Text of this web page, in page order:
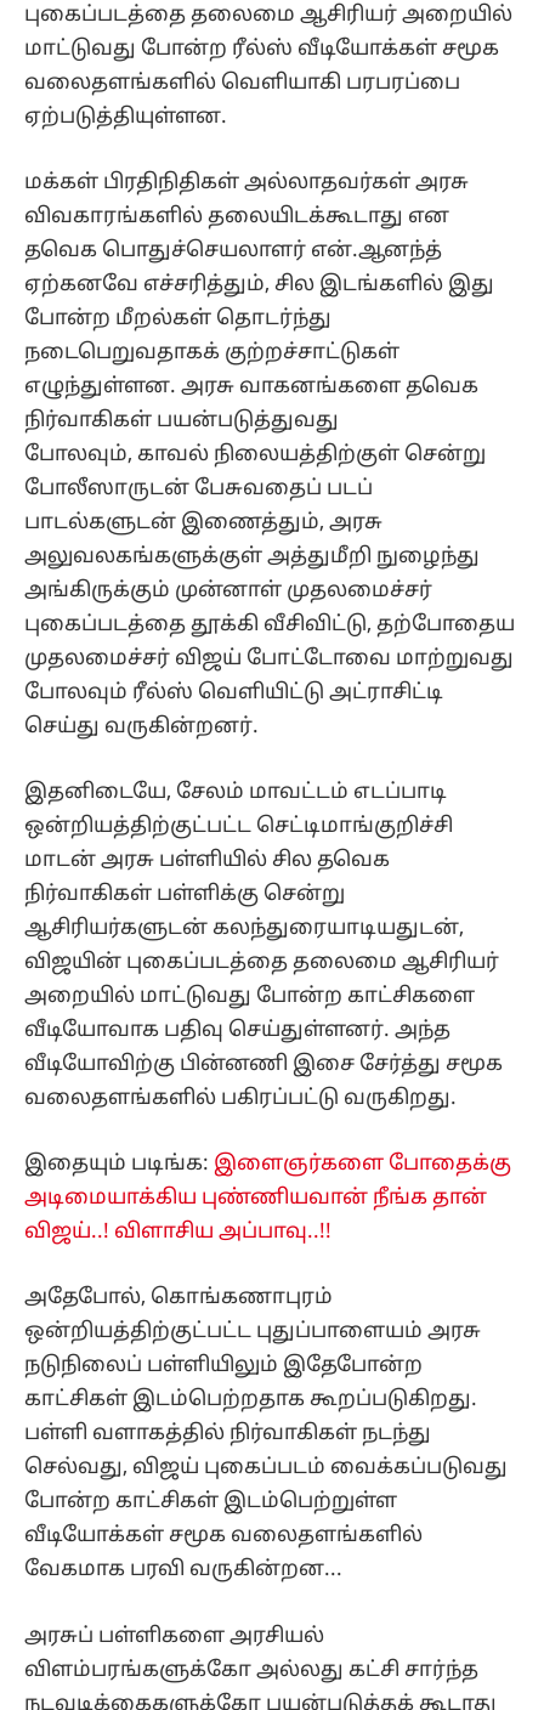
புகைப்படத்தை தலைமை ஆசிரியர் அறையில்
மாட்டுவது போன்ற ரீல்ஸ் வீடியோக்கள் சமூக
வலைதளங்களில் வெளியாகி பரபரப்பை
ஏற்படுத்தியுள்ளன.
மக்கள் பிரதிநிதிகள் அல்லாதவர்கள் அரசு
விவகாரங்களில் தலையிடக்கூடாது என
தவெக பொதுச்செயலாளர் என்.ஆனந்த்
ஏற்கனவே எச்சரித்தும், சில இடங்களில் இது
போன்ற மீறல்கள் தொடர்ந்து
நடைபெறுவதாகக் குற்றச்சாட்டுகள்
எழுந்துள்ளன. அரசு வாகனங்களை தவெக
நிர்வாகிகள் பயன்படுத்துவது
போலவும், காவல் நிலையத்திற்குள் சென்று
போலீஸாருடன் பேசுவதைப் படப்
பாடல்களுடன் இணைத்தும், அரசு
அலுவலகங்களுக்குள் அத்துமீறி நுழைந்து
அங்கிருக்கும் முன்னாள் முதலமைச்சர்
புகைப்படத்தை தூக்கி வீசிவிட்டு, தற்போதைய
முதலமைச்சர் விஜய் போட்டோவை மாற்றுவது
போலவும் ரீல்ஸ் வெளியிட்டு அட்ராசிட்டி
செய்து வருகின்றனர்.
இதனிடையே, சேலம் மாவட்டம் எடப்பாடி
ஒன்றியத்திற்குட்பட்ட செட்டிமாங்குறிச்சி
மாடன் அரசு பள்ளியில் சில தவெக
நிர்வாகிகள் பள்ளிக்கு சென்று
ஆசிரியர்களுடன் கலந்துரையாடியதுடன்,
விஜயின் புகைப்படத்தை தலைமை ஆசிரியர்
அறையில் மாட்டுவது போன்ற காட்சிகளை
வீடியோவாக பதிவு செய்துள்ளனர். அந்த
வீடியோவிற்கு பின்னணி இசை சேர்த்து சமூக
வலைதளங்களில் பகிரப்பட்டு வருகிறது.
இதையும் படிங்க: இளைஞர்களை போதைக்கு
அடிமையாக்கிய புண்ணியவான் நீங்க தான்
விஜய்..! விளாசிய அப்பாவு..!!
அதேபோல், கொங்கணாபுரம்
ஒன்றியத்திற்குட்பட்ட புதுப்பாளையம் அரசு
நடுநிலைப் பள்ளியிலும் இதேபோன்ற
காட்சிகள் இடம்பெற்றதாக கூறப்படுகிறது.
பள்ளி வளாகத்தில் நிர்வாகிகள் நடந்து
செல்வது, விஜய் புகைப்படம் வைக்கப்படுவது
போன்ற காட்சிகள் இடம்பெற்றுள்ள
வீடியோக்கள் சமூக வலைதளங்களில்
வேகமாக பரவி வருகின்றன...
அரசுப் பள்ளிகளை அரசியல்
விளம்பரங்களுக்கோ அல்லது கட்சி சார்ந்த
நடவடிக்கைகளுக்கோ பயன்படுத்தக் கூடாது